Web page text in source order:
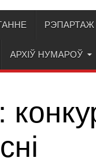
РЭПАРТАЖ
АРХІЎ НУМАРОЎ